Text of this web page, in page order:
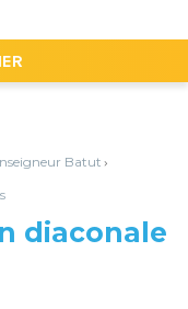
Batut ›
diaconale